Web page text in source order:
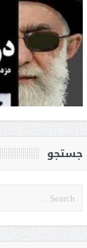
جستجو